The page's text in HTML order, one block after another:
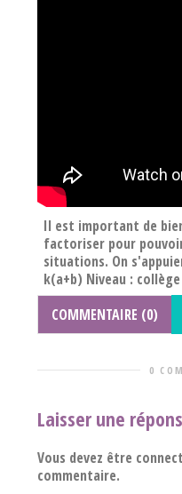
Il est important de
factoriser pour
situations. On
k(a+b) Niveau : collège
COMMENTAIRE (0)
0
Laisser une
Vous devez être
commentaire.